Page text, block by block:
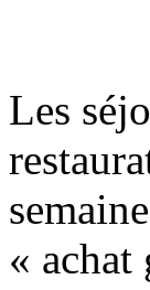
Les
«